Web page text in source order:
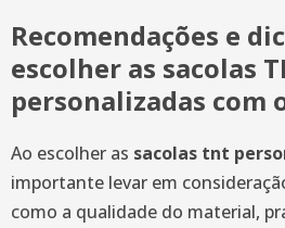
Recomendações e
escolher as sacolas
personalizadas com
Ao escolher as sacolas tnt
importante levar em
como a qualidade do material,